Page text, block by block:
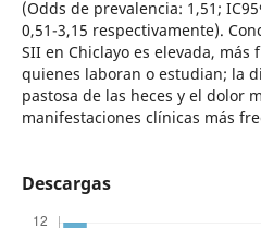
(Odds de prevalencia: 1,51;
0,51-3,15 respectivamente).
SII en Chiclayo es elevada,
quienes laboran o estudian; la
pastosa de las heces y el dolor
manifestaciones clínicas más
Descargas